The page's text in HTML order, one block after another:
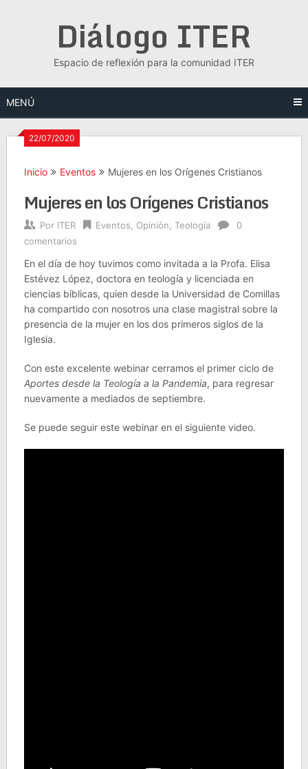
Diálogo ITER
Espacio de reflexión para la comunidad ITER
MENÚ
22/07/2020
Inicio Eventos Mujeres en los Orígenes Cristianos
Mujeres en los Orígenes Cristianos
Por ITER Eventos Opinión Teología
0
comentarios
En el día de hoy tuvimos como invitada a la Profa. Elisa
Estévez López, doctora en teología y licenciada en
ciencias bíblicas, quien desde la Universidad de Comillas
ha compartido con nosotros una clase magistral sobre la
presencia de la mujer en los dos primeros siglos de la
Iglesia.
Con este excelente webinar cerramos el primer ciclo de
Aportes desde la Teología a la Pandemia, para regresar
nuevamente a mediados de septiembre.
Se puede seguir este webinar en el siguiente video.